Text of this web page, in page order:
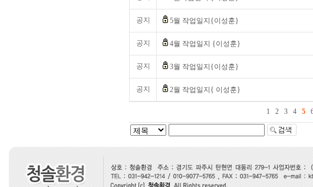
공지 5월 작업일지{이성훈}
공지 4월 작업일지 {이성훈}
공지 3월 작업일지{이성훈}
공지 2월 작업일지{ 이성훈}
1 2 3 4 5